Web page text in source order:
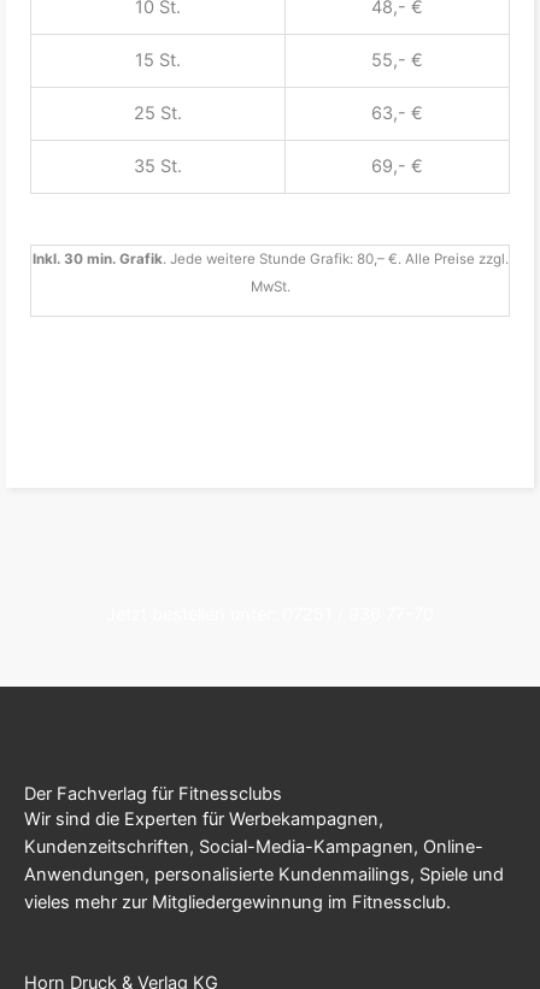
10 St. 48,- €
15 St. 55,- €
25 St. 63,- €
35 St. 69,- €
Inkl. 30 min. Grafik. Jede weitere Stunde Grafik: 80,– €. Alle Preise zzgl.
MwSt.
Der Fachverlag für Fitnessclubs
Wir sind die Experten für Werbekampagnen,
Kundenzeitschriften, Social-Media-Kampagnen, Online-
Anwendungen, personalisierte Kundenmailings, Spiele und
vieles mehr zur Mitgliedergewinnung im Fitnessclub.
Horn Druck & Verlag KG